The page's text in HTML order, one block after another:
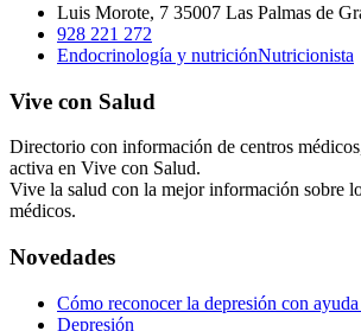
Luis Morote, 7 35007 Las Palmas de
928 221 272
Endocrinología y nutriciónNutricionista
Vive con Salud
Directorio con información de centros
activa en Vive con Salud.
Vive la salud con la mejor información sobre
médicos.
Novedades
Cómo reconocer la depresión con
Depresión